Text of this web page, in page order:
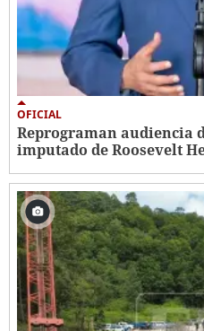
OFICIAL
Reprograman audiencia
imputado de Roosevelt